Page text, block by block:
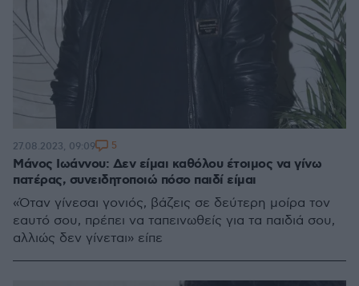
Μάνος Ιωάννου: Δεν είμαι καθόλου έτοιμος να γίνω
πατέρας, συνειδητοποιώ πόσο παιδί είμαι
«Όταν γίνεσαι γονιός, βάζεις σε δεύτερη μοίρα τον
εαυτό σου, πρέπει να ταπεινωθείς για τα παιδιά σου,
αλλιώς δεν γίνεται» είπε
27.08.2023, 09:09 5